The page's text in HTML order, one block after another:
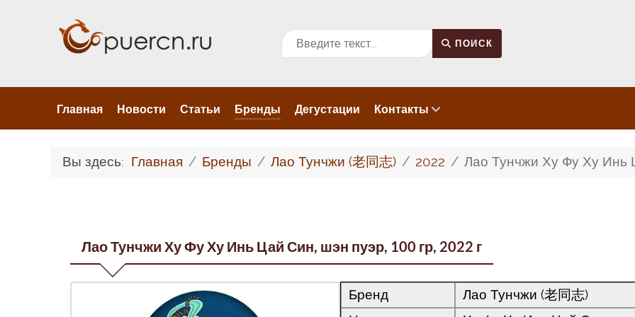
Поиск ПОИСК
Главная Новости Статьи Бренды Дегустации Контакты
Вы здесь: Главная Бренды Лао Тунчжи (老同志) 2022 Лао Тунчжи Ху Фу Ху Инь
Лао Тунчжи Ху Фу Ху Инь Цай Син, шэн пуэр, 100 гр, 2022 г
Бренд
Лао Тунчжи (老同志)